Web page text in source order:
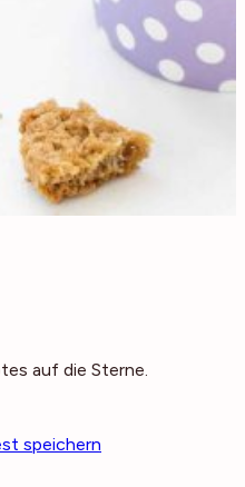
auf die Sterne.
speichern